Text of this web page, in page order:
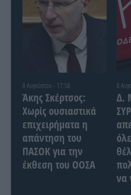
8 Αυγούστου - 17:58
Άκης Σκέρτσος:
Χωρίς ουσιαστικά
επιχειρήματα η
απάντηση του
ΠΑΣΟΚ για την
έκθεση του ΟΟΣΑ
8
Δ.
να